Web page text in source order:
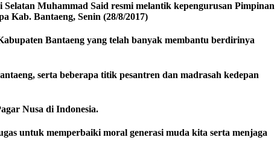
Muhammad Said resmi melantik kepengurusan Pimpinan
Kab. Bantaeng, Senin (28/8/2017)
Bantaeng yang telah banyak membantu berdirinya
serta beberapa titik pesantren dan madrasah kedepan
Nusa di Indonesia.
untuk memperbaiki moral generasi muda kita serta menjaga